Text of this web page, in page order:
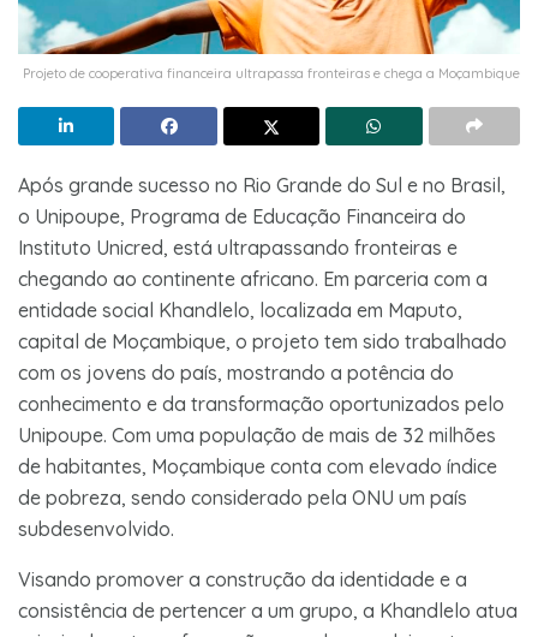
Projeto de cooperativa financeira ultrapassa fronteiras e chega a Moçambique
Após grande sucesso no Rio Grande do Sul e no Brasil,
o Unipoupe, Programa de Educação Financeira do
Instituto Unicred, está ultrapassando fronteiras e
chegando ao continente africano. Em parceria com a
entidade social Khandlelo, localizada em Maputo,
capital de Moçambique, o projeto tem sido trabalhado
com os jovens do país, mostrando a potência do
conhecimento e da transformação oportunizados pelo
Unipoupe. Com uma população de mais de 32 milhões
de habitantes, Moçambique conta com elevado índice
de pobreza, sendo considerado pela ONU um país
subdesenvolvido.
Visando promover a construção da identidade e a
consistência de pertencer a um grupo, a Khandlelo atua